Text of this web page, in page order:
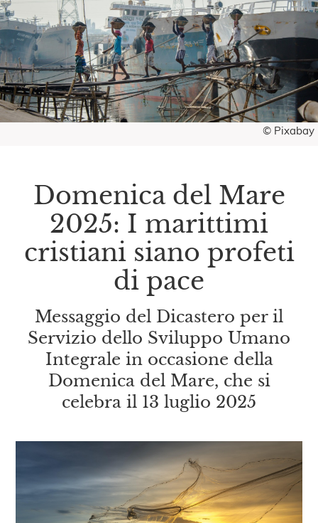
© Pixabay
Domenica del Mare
2025: I marittimi
cristiani siano profeti
di pace
Messaggio del Dicastero per il
Servizio dello Sviluppo Umano
Integrale in occasione della
Domenica del Mare, che si
celebra il 13 luglio 2025